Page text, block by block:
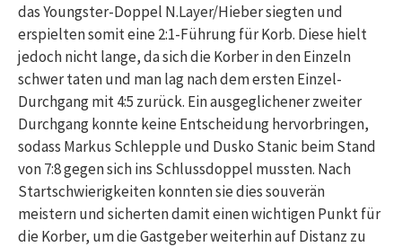
das Youngster-Doppel N.Layer/Hieber siegten und
erspielten somit eine 2:1-Führung für Korb. Diese hielt
jedoch nicht lange, da sich die Korber in den Einzeln
schwer taten und man lag nach dem ersten Einzel-
Durchgang mit 4:5 zurück. Ein ausgeglichener zweiter
Durchgang konnte keine Entscheidung hervorbringen,
sodass Markus Schlepple und Dusko Stanic beim Stand
von 7:8 gegen sich ins Schlussdoppel mussten. Nach
Startschwierigkeiten konnten sie dies souverän
meistern und sicherten damit einen wichtigen Punkt für
die Korber, um die Gastgeber weiterhin auf Distanz zu